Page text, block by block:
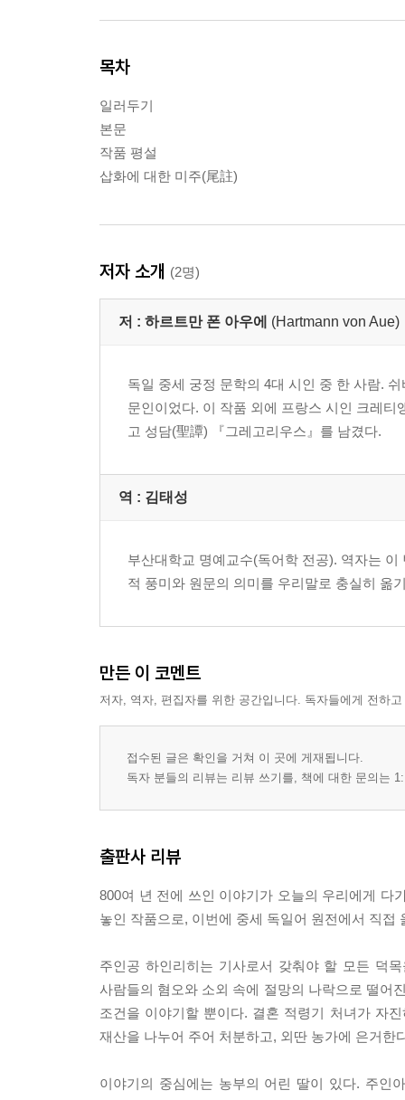
목차
일러두기
본문
작품 평설
삽화에 대한 미주(尾註)
저자 소개 (2명)
저 : 하르트만 폰 아우에 (Hartmann von Aue)
독일 중세 궁정 문학의 4대 시인 중 한 사람.
문인이었다. 이 작품 외에 프랑스 시인 크레
고 성담(聖譚) 『그레고리우스』를 남겼다.
역 : 김태성
부산대학교 명예교수(독어학 전공). 역자는
적 풍미와 원문의 의미를 우리말로 충실히 옮
만든 이 코멘트
저자, 역자, 편집자를 위한 공간입니다. 독자들에게 전하
접수된 글은 확인을 거쳐 이 곳에 게재됩니다.
독자 분들의 리뷰는 리뷰 쓰기를, 책에 대한 문의는
출판사 리뷰
800여 년 전에 쓰인 이야기가 오늘의 우리에게 다
놓인 작품으로, 이번에 중세 독일어 원전에서 직
주인공 하인리히는 기사로서 갖춰야 할 모든 덕
사람들의 혐오와 소외 속에 절망의 나락으로 떨어
조건을 이야기할 뿐이다. 결혼 적령기 처녀가 자
재산을 나누어 주어 처분하고, 외딴 농가에 은거한
이야기의 중심에는 농부의 어린 딸이 있다. 주인